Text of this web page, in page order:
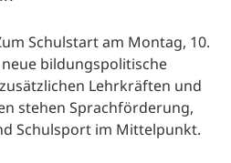
Schulstart am Montag, 10.
bildungspolitische
Lehrkräften und
stehen Sprachförderung,
Schulsport im Mittelpunkt.